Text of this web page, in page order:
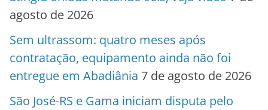
agosto de 2026
Sem ultrassom: quatro meses após
contratação, equipamento ainda não foi
entregue em Abadiânia 7 de agosto de 2026
São José-RS e Gama iniciam disputa pelo